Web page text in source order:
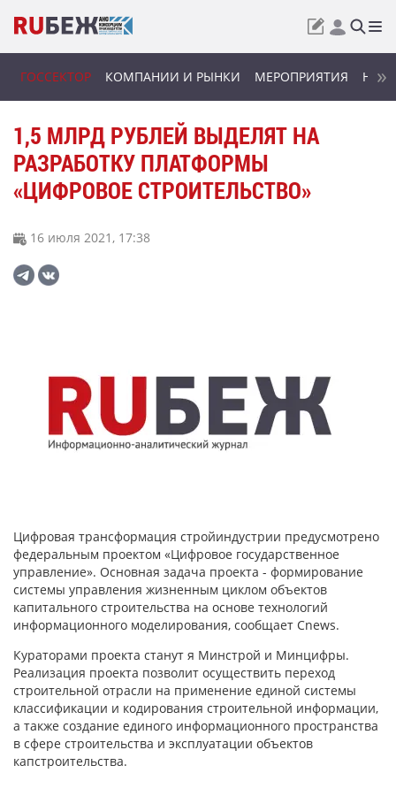
ГОССЕКТОР КОМПАНИИ И РЫНКИ МЕРОПРИЯТИЯ
1,5 МЛРД РУБЛЕЙ ВЫДЕЛЯТ НА
РАЗРАБОТКУ ПЛАТФОРМЫ
«ЦИФРОВОЕ СТРОИТЕЛЬСТВО»
16 июля 2021, 17:38
Цифровая трансформация стройиндустрии предусмотрено
федеральным проектом «Цифровое государственное
управление». Основная задача проекта - формирование
системы управления жизненным циклом объектов
капитального строительства на основе технологий
информационного моделирования, сообщает Cnews.
Кураторами проекта станут я Минстрой и Минцифры.
Реализация проекта позволит осуществить переход
строительной отрасли на применение единой системы
классификации и кодирования строительной информации,
а также создание единого информационного пространства
в сфере строительства и эксплуатации объектов
капстроительства.